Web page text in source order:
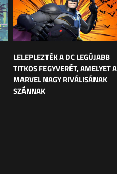
LELEPLEZTÉK A DC LEGÚJABB
TITKOS FEGYVERÉT, AMELYET A
MARVEL NAGY RIVÁLISÁNAK
SZÁNNAK